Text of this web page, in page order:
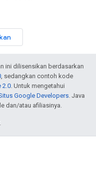
ini dilisensikan berdasarkan
, sedangkan contoh kode
2.0. Untuk mengetahui
Google Developers. Java
dan/atau afiliasinya.